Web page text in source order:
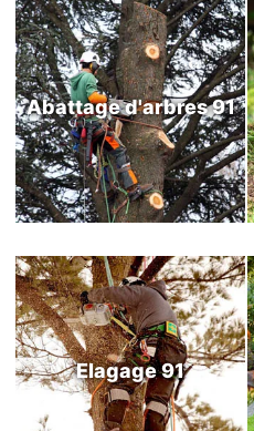
Abattage d'arbres 91
Elagage 91